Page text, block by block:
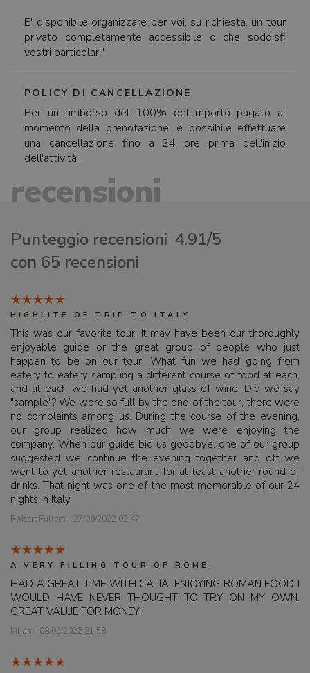
E' disponibile organizzare per voi, su richiesta, un tour
privato completamente accessibile o che soddisfi
vostri particolari"
POLICY DI CANCELLAZIONE
Per un rimborso del 100% dell'importo pagato al
momento della prenotazione, è possibile effettuare
una cancellazione fino a 24 ore prima dell'inizio
dell'attività.
recensioni
Punteggio recensioni 4.91/5
con 65 recensioni
HIGHLITE OF TRIP TO ITALY
This was our favorite tour. It may have been our thoroughly
enjoyable guide or the great group of people who just
happen to be on our tour. What fun we had going from
eatery to eatery sampling a different course of food at each,
and at each we had yet another glass of wine. Did we say
"sample"? We were so full by the end of the tour, there were
no complaints among us. During the course of the evening,
our group realized how much we were enjoying the
company. When our guide bid us goodbye, one of our group
suggested we continue the evening together and off we
went to yet another restaurant for at least another round of
drinks. That night was one of the most memorable of our 24
nights in Italy.
Robert Fullem - 27/06/2022 02:47
A VERY FILLING TOUR OF ROME
HAD A GREAT TIME WITH CATIA, ENJOYING ROMAN FOOD I
WOULD HAVE NEVER THOUGHT TO TRY ON MY OWN.
GREAT VALUE FOR MONEY.
Kilian - 08/05/2022 21:58